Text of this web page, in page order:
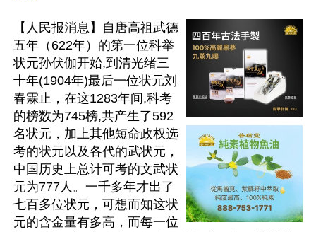
【人民报消息】自唐高祖武德
五年（622年）的第一位科举
状元孙伏伽开始,到清光绪三
十年(1904年)最后一位状元刘
春霖止，在这1283年间,科考
的榜数为745榜,共产生了592
名状元，加上其他短命政权选
考的状元以及各代的武状元，
中国历史上总计可考的文武状
元为777人。一千多年才出了
七百多位状元，可想而知这状
元的含金量有多高，而每一位